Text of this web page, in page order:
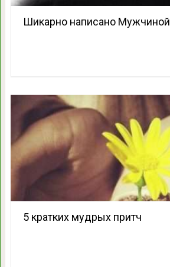
Шикарно написано Мужчиной
5 кратких мудрых притч